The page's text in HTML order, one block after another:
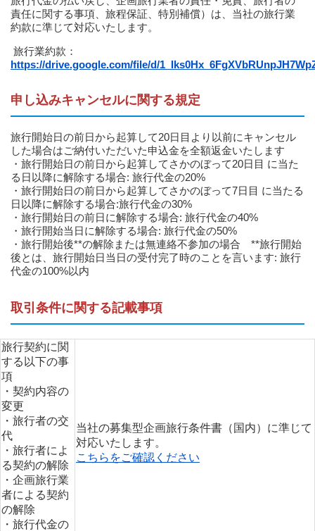
責任に関する事項、旅程保証、特別補償）は、当社の旅行業
約款に準じて対応いたします。
旅行業約款：
https://drive.google.com/file/d/
申し込みキャンセルに関する規定
旅行開始日の前日から起算して20日目より以前にキャンセル
した場合はご納付いただいた申込金を全額返金いたします
・旅行開始日の前日から起算してさかのぼって20日目 に当た
る日以降に解除する場合: 旅行代金の20%
・旅行開始日の前日から起算してさかのぼって7日目 に当たる
日以降に解除する場合:旅行代金の30%
・旅行開始日の前日に解除する場合: 旅行代金の40%
・旅行開始当日に解除する場合: 旅行代金の50%
・旅行開始後**の解除または無連絡不参加の場合 **旅行開始
後とは、旅行開始日当日の受付完了時のことを言います: 旅行
代金の100%以内
取引条件に関する記載事項
旅行契約に関
する以下の事
項
・契約内容の
変更
・旅行者の交
代
・旅行者によ
る契約の解除
・企画旅行業
者による契約
の解除
・旅行代金の
当社の募集型企画旅行条件書（国内）に準じて
対応いたします。
こちらをご確認ください